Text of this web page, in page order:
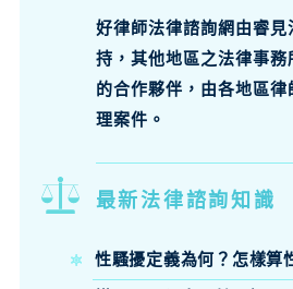
好律師法律諮詢網由睿
持，其他地區之法律事
的合作夥伴，由各地區
理案件。
最新法律諮詢知識
性騷擾定義為何？怎樣算
要件、法律責任律師來說